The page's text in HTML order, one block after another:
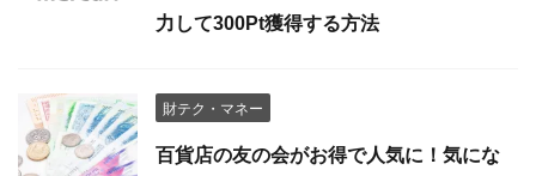
力して300Pt獲得する方法
財テク・マネー
百貨店の友の会がお得で人気に！気にな